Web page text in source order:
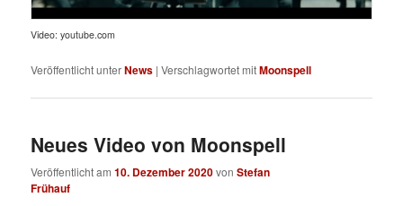
Video: youtube.com
Veröffentlicht unterNews |Verschlagwortet mitMoonspell
Neues Video von Moonspell
Veröffentlicht am10. Dezember 2020vonStefan
Frühauf